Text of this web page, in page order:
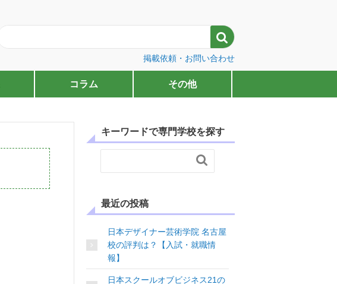

掲載依頼・お問い合わせ
コラム その他
キーワードで専門学校を探す

最近の投稿
日本デザイナー芸術学院 名古屋
校の評判は？【入試・就職情
報】
日本スクールオブビジネス21の